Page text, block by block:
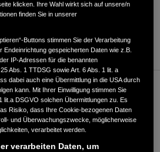
ANFORDERN
klicken. Ihre Wahl wirkt sich auf unsere/n
finden Sie in unserer
Buttons stimmen Sie der Verarbeitung
Endeinrichtung gespeicherten Daten wie z.B.
IP-Adressen für die benannten
Abs. 1 TTDSG sowie Art. 6 Abs. 1 lit. a
dabei auch eine Übermittlung in die USA durch
kann. Mit Ihrer Einwilligung stimmen Sie
lit.a DSGVO solchen Übermittlungen zu. Es
Risiko, dass Ihre Cookie-bezogenen Daten
und Überwachungszwecke, möglicherweise
verarbeitet werden.
verarbeiten Daten, um